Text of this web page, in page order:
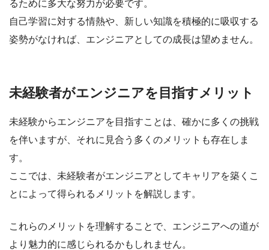
るために多大な努力が必要です。
自己学習に対する情熱や、新しい知識を積極的に吸収する
姿勢がなければ、エンジニアとしての成長は望めません。
未経験者がエンジニアを目指すメリット
未経験からエンジニアを目指すことは、確かに多くの挑戦
を伴いますが、それに見合う多くのメリットも存在しま
す。
ここでは、 未経験者がエンジニアとしてキャリアを築くこ
とによって得られるメリット を解説します。
これらのメリットを理解することで、エンジニアへの道が
より魅力的に感じられるかもしれません。